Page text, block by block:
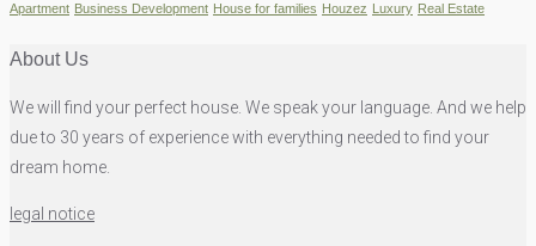
Apartment Business Development House for families Houzez Luxury Real Estate
About Us
We will find your perfect house. We speak your language. And we help
due to 30 years of experience with everything needed to find your
dream home.
legal notice